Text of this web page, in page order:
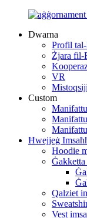
Dwarna
Profil
Żjara fil-
VR
Custom
Ħwejjeġ
Hoodie
Ġakketta
Qalziet
Vest